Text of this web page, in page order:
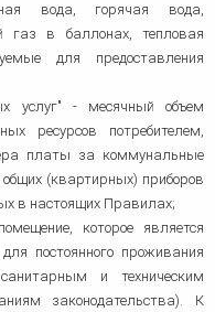
вода, горячая вода,
газ в баллонах, тепловая
для предоставления
услуг" - месячный объем
ресурсов потребителем,
платы за коммунальные
общих (квартирных) приборов
в настоящих Правилах;
которое является
постоянного проживания
и техническим
законодательства). К